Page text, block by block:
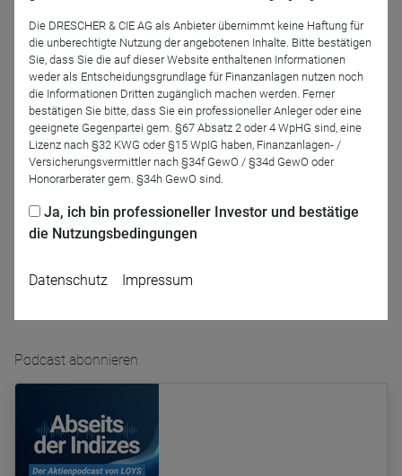
Gerrit Braith
Podcast-Folge anhören
Podcast abonnieren
Die DRESCHER & CIE AG als Anbieter übernimmt keine Haftung für
die unberechtigte Nutzung der angebotenen Inhalte. Bitte bestätigen
Sie, dass Sie die auf dieser Website enthaltenen Informationen
weder als Entscheidungsgrundlage für Finanzanlagen nutzen noch
die Informationen Dritten zugänglich machen werden. Ferner
bestätigen Sie bitte, dass Sie ein professioneller Anleger oder eine
geeignete Gegenpartei gem. §67 Absatz 2 oder 4 WpHG sind, eine
Lizenz nach §32 KWG oder §15 WpIG haben, Finanzanlagen- /
Versicherungsvermittler nach §34f GewO / §34d GewO oder
Honorarberater gem. §34h GewO sind.
Ja, ich bin professioneller Investor und bestätige
die Nutzungsbedingungen
Datenschutz Impressum
Name
CPref
Anbieter D&C